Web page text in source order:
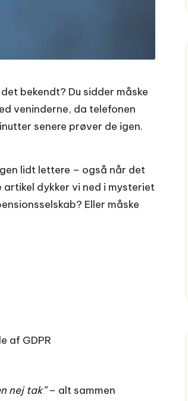
bekendt? Du sidder måske
veninderne, da telefonen
senere prøver de igen.
lidt lettere – også når det
dykker vi ned i mysteriet
Eller måske
af GDPR
nej tak”– alt sammen